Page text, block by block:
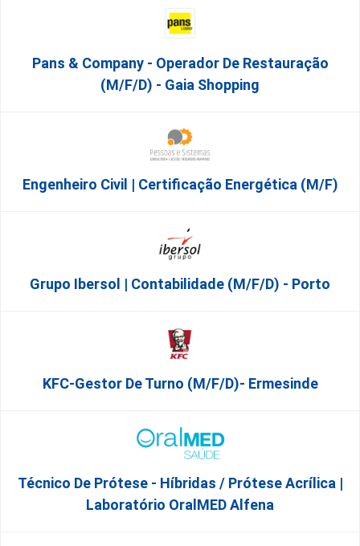
Pans & Company - Operador De Restauração
(m/f/d) - Gaia Shopping
Engenheiro Civil | Certificação Energética (m/f)
Grupo Ibersol | Contabilidade (m/f/d) - Porto
KFC-Gestor De Turno (m/f/d)- Ermesinde
Técnico De Prótese - Híbridas / Prótese Acrílica |
Laboratório OralMED Alfena